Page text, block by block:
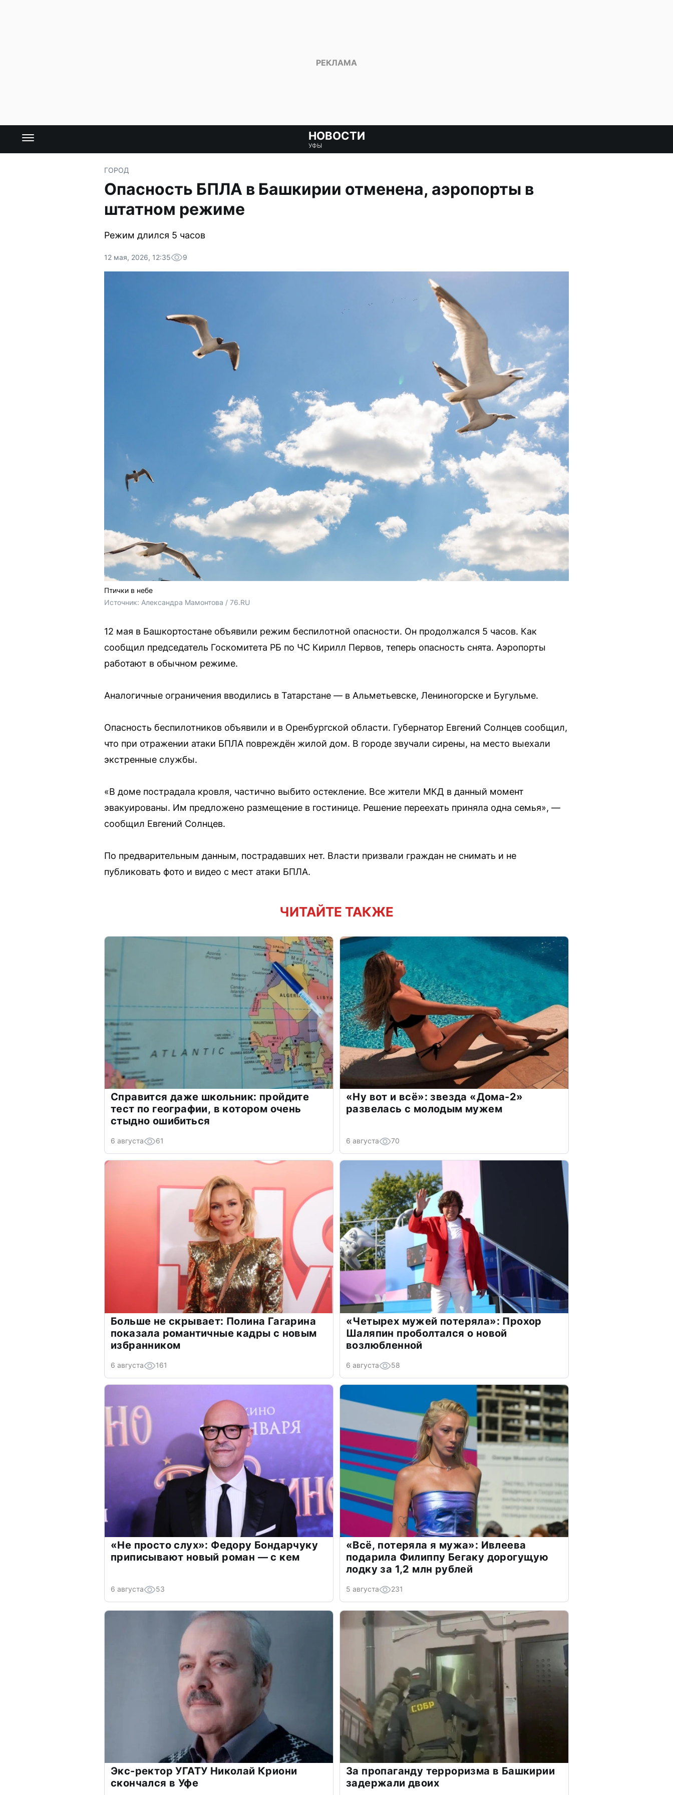
НОВОСТИ
УФЫ
ГОРОД
Опасность БПЛА в Башкирии отменена, аэропорты в
штатном режиме
Режим длился 5 часов
12 мая, 2026, 12:35 9
Птички в небе
Источник: Александра Мамонтова / 76.RU
12 мая в Башкортостане объявили режим беспилотной опасности. Он продолжался 5 часов. Как
сообщил председатель Госкомитета РБ по ЧС Кирилл Первов, теперь опасность снята. Аэропорты
работают в обычном режиме.
Аналогичные ограничения вводились в Татарстане — в Альметьевске, Лениногорске и Бугульме.
Опасность беспилотников объявили и в Оренбургской области. Губернатор Евгений Солнцев сообщил,
что при отражении атаки БПЛА повреждён жилой дом. В городе звучали сирены, на место выехали
экстренные службы.
«В доме пострадала кровля, частично выбито остекление. Все жители МКД в данный момент
эвакуированы. Им предложено размещение в гостинице. Решение переехать приняла одна семья», —
сообщил Евгений Солнцев.
По предварительным данным, пострадавших нет. Власти призвали граждан не снимать и не
публиковать фото и видео с мест атаки БПЛА.
ЧИТАЙТЕ ТАКЖЕ
Справится даже школьник: пройдите
тест по географии, в котором очень
стыдно ошибиться
6 августа 61
«Ну вот и всё»: звезда «Дома-2»
развелась с молодым мужем
6 августа 70
Больше не скрывает: Полина Гагарина
показала романтичные кадры с новым
избранником
6 августа 161
«Четырех мужей потеряла»: Прохор
Шаляпин проболтался о новой
возлюбленной
6 августа 58
«Не просто слух»: Федору Бондарчуку
приписывают новый роман — с кем
6 августа 53
«Всё, потеряла я мужа»: Ивлеева
подарила Филиппу Бегаку дорогущую
лодку за 1,2 млн рублей
5 августа 231
Экс-ректор УГАТУ Николай Криони
скончался в Уфе
За пропаганду терроризма в Башкирии
задержали двоих